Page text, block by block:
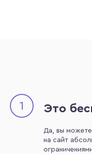
1 Это
Да, вы можете
на сайт